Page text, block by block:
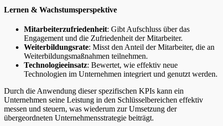
Lernen & Wachstumsperspektive
Mitarbeiterzufriedenheit: Gibt Aufschluss über das
Engagement und die Zufriedenheit der Mitarbeiter.
Weiterbildungsrate: Misst den Anteil der Mitarbeiter, die an
Weiterbildungsmaßnahmen teilnehmen.
Technologieeinsatz: Bewertet, wie effektiv neue
Technologien im Unternehmen integriert und genutzt werden.
Durch die Anwendung dieser spezifischen KPIs kann ein
Unternehmen seine Leistung in den Schlüsselbereichen effektiv
messen und steuern, was wiederum zur Umsetzung der
übergeordneten Unternehmensstrategie beiträgt.